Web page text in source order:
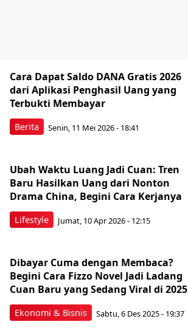
Berita
Cara Dapat Saldo DANA Gratis 2026
dari Aplikasi Penghasil Uang yang
Terbukti Membayar
Senin, 11 Mei 2026 - 18:41
Lifestyle
Ubah Waktu Luang Jadi Cuan: Tren
Baru Hasilkan Uang dari Nonton
Drama China, Begini Cara Kerjanya
Jumat, 10 Apr 2026 - 12:15
Ekonomi & Bisnis
Dibayar Cuma dengan Membaca?
Begini Cara Fizzo Novel Jadi Ladang
Cuan Baru yang Sedang Viral di 2025
Sabtu, 6 Des 2025 - 19:37